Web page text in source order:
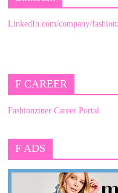
LinkedIn.com/company/
F CAREER
Fashionziner Career Portal
F ADS